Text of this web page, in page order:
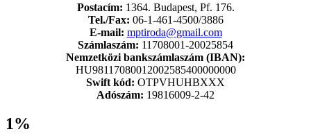
Postacím: 1364. Budapest, Pf. 176.
Tel./Fax: 06-1-461-4500/3886
E-mail: mptiroda@gmail.com
Számlaszám: 11708001-20025854
Nemzetközi bankszámlaszám (IBAN):
HU98117080012002585400000000
Swift kód: OTPVHUHBXXX
Adószám: 19816009-2-42
1%